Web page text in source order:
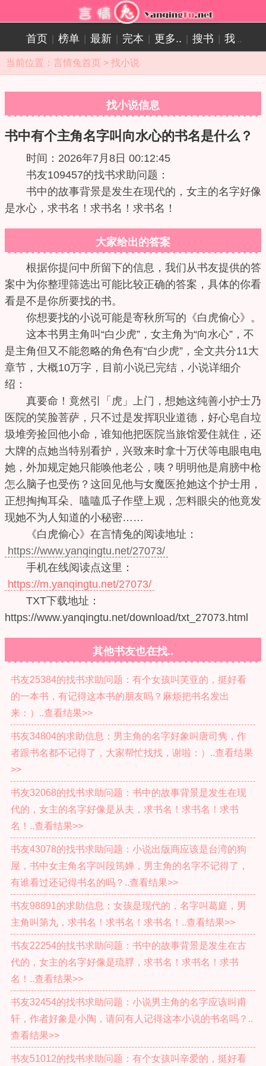
首页 榜单 最新 完本 更多.. 搜书 我 ..
当前位置： 言情兔首页 > 找小说
找小说信息
书中有个主角名字叫向水心的书名是什么？
时间：2026年7月8日 00:12:45
书友109457的找书求助问题：
书中的故事背景是发生在现代的，女主的名字好像
是水心，求书名！求书名！求书名！
大家给出的答案
根据你提问中所留下的信息，我们从书友提供的答
案中为你整理筛选出可能比较正确的答案，具体的你看
看是不是你所要找的书。
你想要找的小说可能是寄秋所写的《白虎偷心》。
这本书男主角叫“白少虎”，女主角为“向水心”，不
是主角但又不能忽略的角色有“白少虎”，全文共分11大
章节，大概10万字，目前小说已完结，小说详细介
绍：
真要命！竟然引「虎」上门，想她这纯善小护士乃
医院的笑脸菩萨，只不过是发挥职业道德，好心皂自垃
圾堆旁捡回他小命，谁知他把医院当旅馆爱住就住，还
大牌的点她当特别看护，兴致来时拿十万伏等电眼电电
她，外加规定她只能唤他老公，咦？明明他是肩膀中枪
怎么脑子也受伤？这回见他与女魔医抢她这个护士用，
正想掏掏耳朵、嗑嗑瓜子作壁上观，怎料眼尖的他竟发
现她不为人知道的小秘密……
《白虎偷心》在言情兔的阅读地址：
https://www.yanqingtu.net/27073/
手机在线阅读点这里：
https://m.yanqingtu.net/27073/
TXT下载地址：
https://www.yanqingtu.net/download/txt_27073.html
其他书友也在找..
书友25384的找书求助问题：有个女孩叫芙亚的，挺好看
的一本书，有记得这本书的朋友吗？麻烦把书名发出
来：）..查看结果>>
书友34804的求助信息：男主角的名字好象叫唐司隽，作
者跟书名都不记得了，大家帮忙找找，谢啦：）..查看结果
>>
书友32068的找书求助问题：书中的故事背景是发生在现
代的，女主的名字好像是从夫，求书名！求书名！求书
名！..查看结果>>
书友43078的找书求助问题：小说出版商应该是台湾的狗
屋，书中女主角名字叫段筠婵，男主角的名字不记得了，
有谁看过还记得书名的吗？..查看结果>>
书友98891的求助信息：女孩是现代的，名字叫葛庭，男
主角叫第九，求书名！求书名！求书名！..查看结果>>
书友22254的找书求助问题：书中的故事背景是发生在古
代的，女主的名字好像是琉脬，求书名！求书名！求书
名！..查看结果>>
书友32454的找书求助问题：小说男主角的名字应该叫甫
轩，作者好象是小陶，请问有人记得这本小说的书名吗？..
查看结果>>
书友51012的找书求助问题：有个女孩叫辛爱的，挺好看